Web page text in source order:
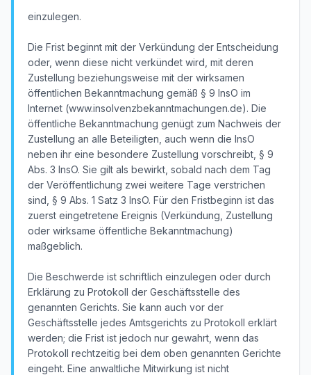
einzulegen.
Die Frist beginnt mit der Verkündung der Entscheidung
oder, wenn diese nicht verkündet wird, mit deren
Zustellung beziehungsweise mit der wirksamen
öffentlichen Bekanntmachung gemäß § 9 InsO im
Internet (www.insolvenzbekanntmachungen.de). Die
öffentliche Bekanntmachung genügt zum Nachweis der
Zustellung an alle Beteiligten, auch wenn die InsO
neben ihr eine besondere Zustellung vorschreibt, § 9
Abs. 3 InsO. Sie gilt als bewirkt, sobald nach dem Tag
der Veröffentlichung zwei weitere Tage verstrichen
sind, § 9 Abs. 1 Satz 3 InsO. Für den Fristbeginn ist das
zuerst eingetretene Ereignis (Verkündung, Zustellung
oder wirksame öffentliche Bekanntmachung)
maßgeblich.
Die Beschwerde ist schriftlich einzulegen oder durch
Erklärung zu Protokoll der Geschäftsstelle des
genannten Gerichts. Sie kann auch vor der
Geschäftsstelle jedes Amtsgerichts zu Protokoll erklärt
werden; die Frist ist jedoch nur gewahrt, wenn das
Protokoll rechtzeitig bei dem oben genannten Gerichte
eingeht. Eine anwaltliche Mitwirkung ist nicht